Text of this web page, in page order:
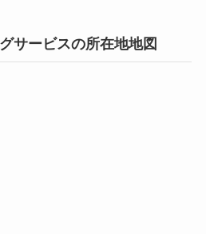
サービスの所在地地図